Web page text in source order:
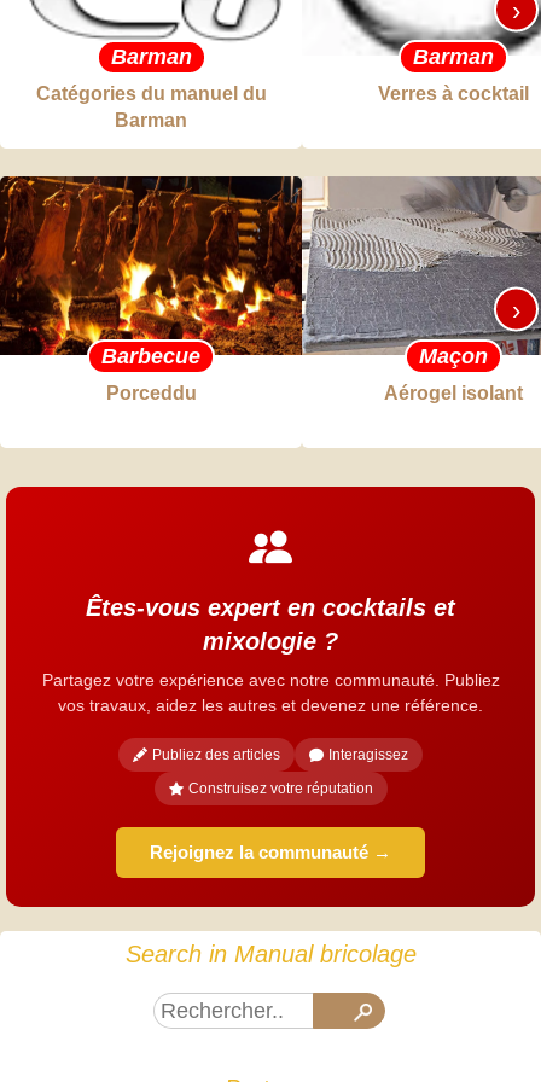
Barman
Catégories du manuel du
Barman
Barman
Verres à cocktail
›
Barbecue
Porceddu
Maçon
Aérogel isolant
›
Êtes-vous expert en cocktails et
mixologie ?
Partagez votre expérience avec notre communauté. Publiez
vos travaux, aidez les autres et devenez une référence.
Publiez des articles
Interagissez
Construisez votre réputation
Rejoignez la communauté →
Search in Manual bricolage